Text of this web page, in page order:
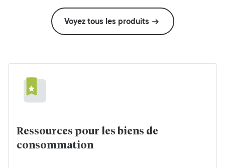
Voyez tous les produits
Ressources pour les biens de
consommation